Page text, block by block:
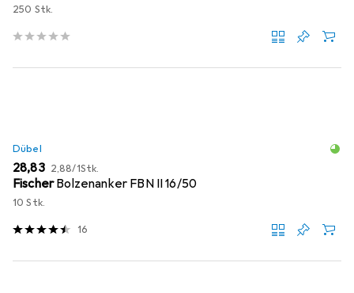
250 Stk.
Dübel
EUR
28,83 EUR
2,88/1Stk.
FischerBolzenanker FBN II 16/50
10 Stk.
16